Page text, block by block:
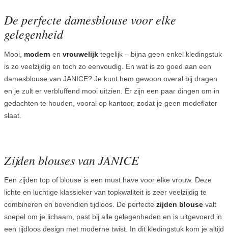
De perfecte damesblouse voor elke
gelegenheid
Mooi, modern en vrouwelijk tegelijk – bijna geen enkel kledingstuk
is zo veelzijdig en toch zo eenvoudig. En wat is zo goed aan een
damesblouse van JANICE? Je kunt hem gewoon overal bij dragen
en je zult er verbluffend mooi uitzien. Er zijn een paar dingen om in
gedachten te houden, vooral op kantoor, zodat je geen modeflater
slaat.
Zijden blouses van JANICE
Een zijden top of blouse is een must have voor elke vrouw. Deze
lichte en luchtige klassieker van topkwaliteit is zeer veelzijdig te
combineren en bovendien tijdloos. De perfecte zijden blouse valt
soepel om je lichaam, past bij alle gelegenheden en is uitgevoerd in
een tijdloos design met moderne twist. In dit kledingstuk kom je altijd